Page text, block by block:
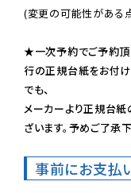
(変更の可能性がある
★一次予約でご予約頂
行の正規台紙をお付け
でも、
メーカーより正規台
ざいます。予めご了承
事前にお支払